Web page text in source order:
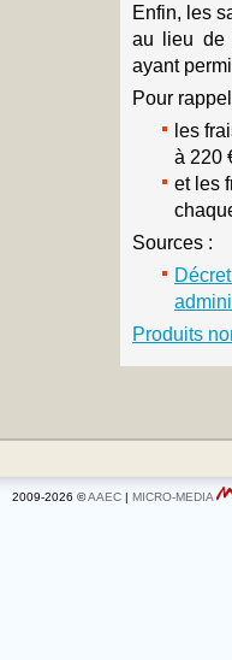
Enfin, les
au lieu de
ayant
Pour
les
à 220
et les
Sources :
Produits
2009-2026 ©AAEC | MICRO-MEDIA